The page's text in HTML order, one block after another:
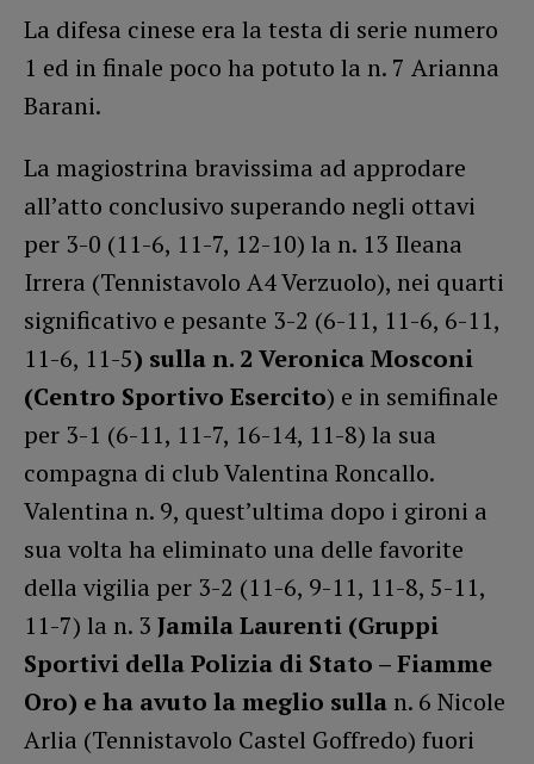
La difesa cinese era la testa di serie numero
1 ed in finale poco ha potuto la n. 7 Arianna
Barani.
La magiostrina bravissima ad approdare
all’atto conclusivo superando negli ottavi
per 3-0 (11-6, 11-7, 12-10) la n. 13 Ileana
Irrera (Tennistavolo A4 Verzuolo), nei quarti
significativo e pesante 3-2 (6-11, 11-6, 6-11,
11-6, 11-5) sulla n. 2 Veronica Mosconi
(Centro Sportivo Esercito) e in semifinale
per 3-1 (6-11, 11-7, 16-14, 11-8) la sua
compagna di club Valentina Roncallo.
Valentina n. 9, quest’ultima dopo i gironi a
sua volta ha eliminato una delle favorite
della vigilia per 3-2 (11-6, 9-11, 11-8, 5-11,
11-7) la n. 3 Jamila Laurenti (Gruppi
Sportivi della Polizia di Stato – Fiamme
Oro) e ha avuto la meglio sulla n. 6 Nicole
Arlia (Tennistavolo Castel Goffredo) fuori